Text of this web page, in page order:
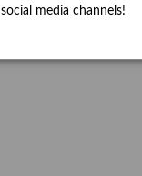
social media channels!